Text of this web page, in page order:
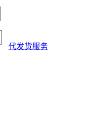
代发货服务